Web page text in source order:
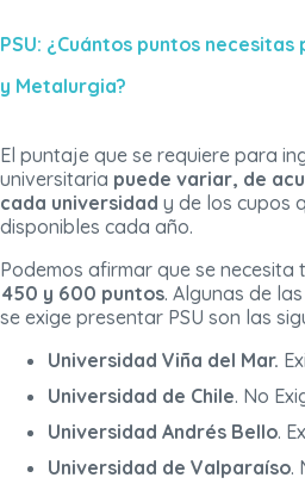
PSU: ¿Cuántos puntos
y Metalurgia?
El puntaje que se requiere para
universitaria puede variar, de
cada universidad y de los cupos
disponibles cada año.
Podemos afirmar que se necesita
450 y 600 puntos. Algunas de
se exige presentar PSU son las
Universidad Viña del Mar.
Universidad de Chile. No
Universidad Andrés Bello.
Universidad de Valparaíso.